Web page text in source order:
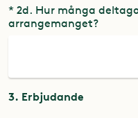
* 2d. Hur många
arrangemanget?
3. Erbjudande